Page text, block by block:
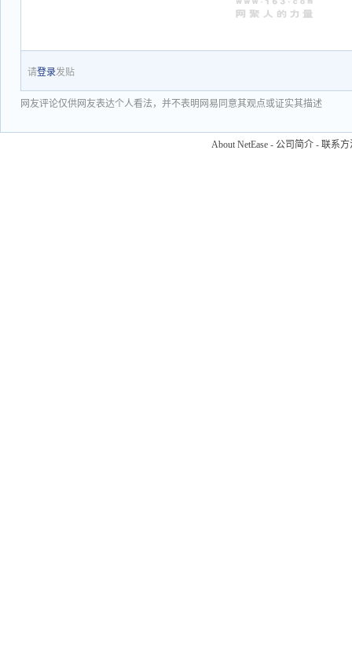
请登录发贴
网友评论仅供网友表达个人看法，并不表明网易同意其观点或证实其描述
About NetEase - 公司简介 - 联系方